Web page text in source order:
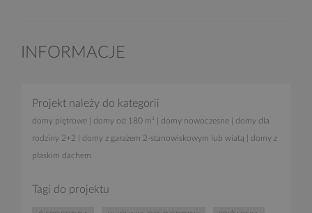
INFORMACJE
Projekt należy do kategorii
domy piętrowe domy od 180 m² domy nowoczesne domy dla
rodziny 2+2 domy z garażem 2-stanowiskowym lub wiatą domy z
płaskim dachem
Tagi do projektu